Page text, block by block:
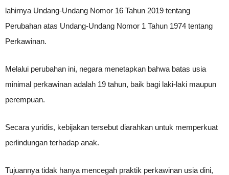
lahirnya Undang-Undang Nomor 16 Tahun 2019 tentang
Perubahan atas Undang-Undang Nomor 1 Tahun 1974 tentang
Perkawinan.
Melalui perubahan ini, negara menetapkan bahwa batas usia
minimal perkawinan adalah 19 tahun, baik bagi laki-laki maupun
perempuan.
Secara yuridis, kebijakan tersebut diarahkan untuk memperkuat
perlindungan terhadap anak.
Tujuannya tidak hanya mencegah praktik perkawinan usia dini,